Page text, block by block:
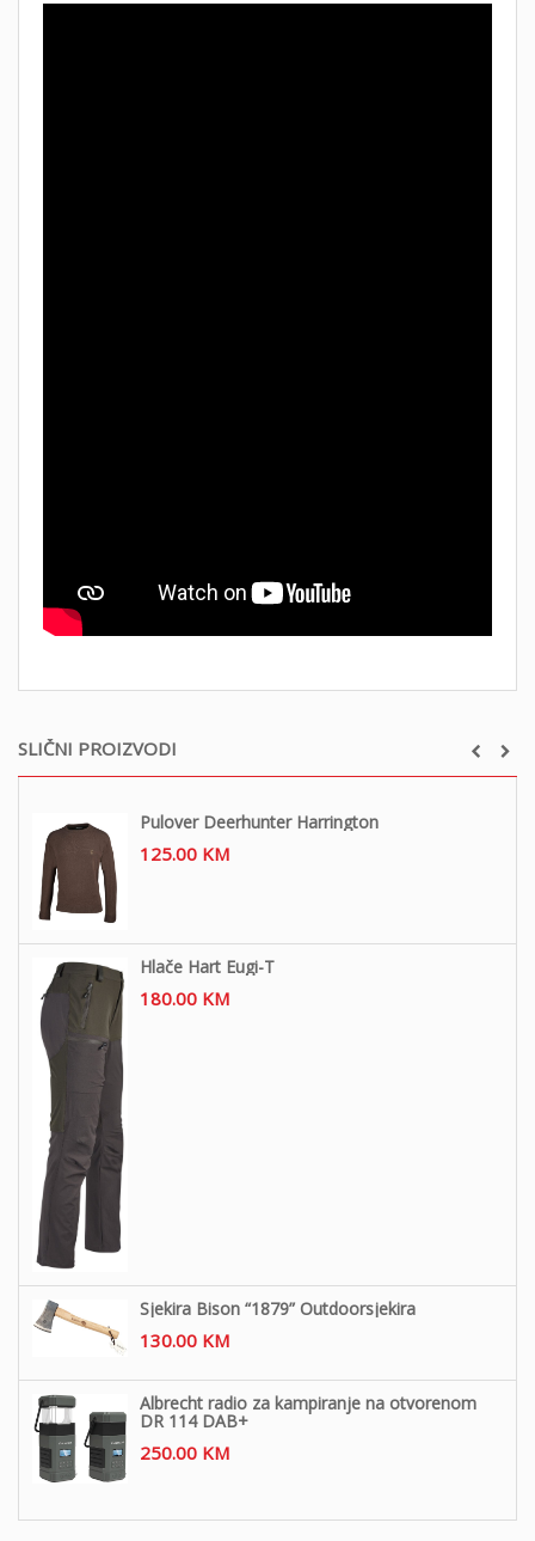
SLIČNI PROIZVODI
Pulover Deerhunter Harrington
125.00 KM
Hlače Hart Eugi-T
180.00 KM
Sjekira Bison “1879” Outdoorsjekira
130.00 KM
Albrecht radio za kampiranje na otvorenom
DR 114 DAB+
250.00 KM